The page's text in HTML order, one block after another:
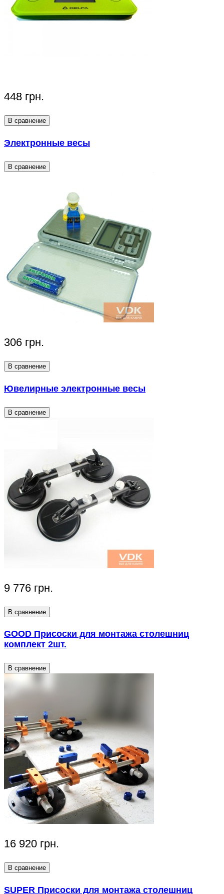
448 грн.
В сравнение
Электронные весы
В сравнение
306 грн.
В сравнение
Ювелирные электронные весы
В сравнение
9 776 грн.
В сравнение
GOOD Присоски для монтажа столешниц
комплект 2шт.
В сравнение
16 920 грн.
В сравнение
SUPER Присоски для монтажа столешниц